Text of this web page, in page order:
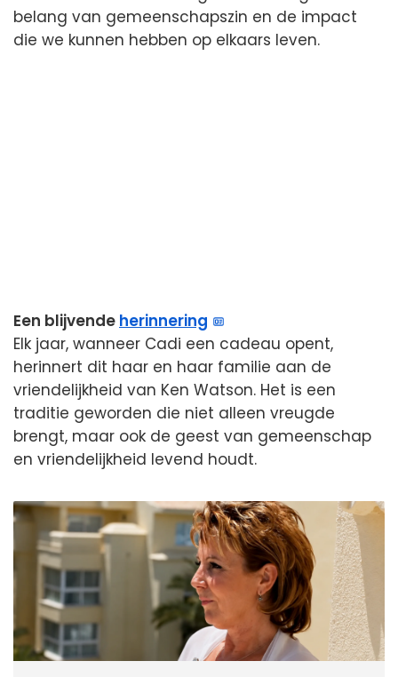
belang van gemeenschapszin en de impact
die we kunnen hebben op elkaars leven.
Een blijvende herinnering
Elk jaar, wanneer Cadi een cadeau opent,
herinnert dit haar en haar familie aan de
vriendelijkheid van Ken Watson. Het is een
traditie geworden die niet alleen vreugde
brengt, maar ook de geest van gemeenschap
en vriendelijkheid levend houdt.